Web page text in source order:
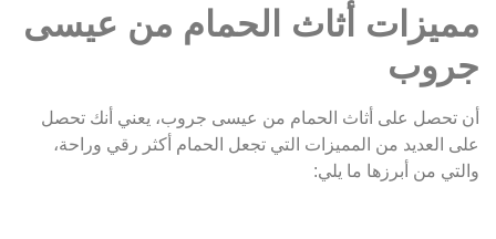
مميزات أثاث الحمام من عيسى
جروب
أن تحصل على أثاث الحمام من عيسى جروب، يعني أنك تحصل
على العديد من المميزات التي تجعل الحمام أكثر رقي وراحة،
والتي من أبرزها ما يلي: